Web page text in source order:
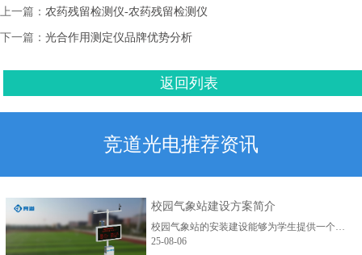
上一篇： 农药残留检测仪-农药残留检测仪
下一篇： 光合作用测定仪品牌优势分析
返回列表
竞道光电推荐资讯
校园气象站建设方案简介
校园气象站的安装建设能够为学生提供一个直观、生动的气象观测与学习平台，激发学生对科学的兴趣。...
25-08-06